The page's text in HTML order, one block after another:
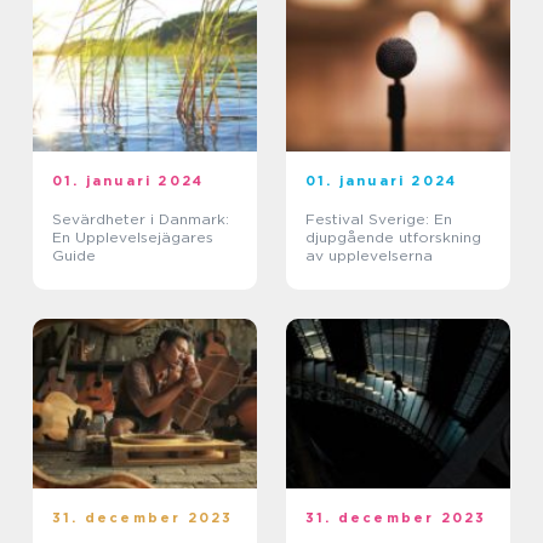
01. januari 2024
Sevärdheter i Danmark:
En Upplevelsejägares
Guide
01. januari 2024
Festival Sverige: En
djupgående utforskning
av upplevelserna
31. december 2023 31. december 2023